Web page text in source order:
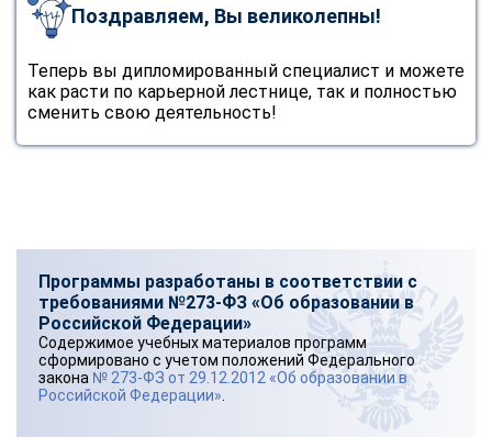
Поздравляем, Вы великолепны!
Теперь вы дипломированный специалист и можете
как расти по карьерной лестнице, так и полностью
сменить свою деятельность!
Программы разработаны в соответствии с
требованиями №273-ФЗ «Об образовании в
Российской Федерации»
Содержимое учебных материалов программ
сформировано с учетом положений Федерального
закона № 273-ФЗ от 29.12.2012 «Об образовании в
Российской Федерации»